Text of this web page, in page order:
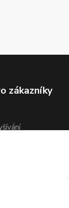
zákazníky